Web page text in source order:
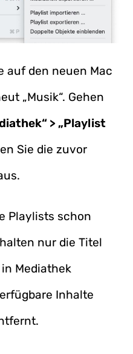
auf den neuen Mac
„Musik“. Gehen
> „Playlist
Sie die zuvor
Playlists schon
nur die Titel
Mediathek
Inhalte